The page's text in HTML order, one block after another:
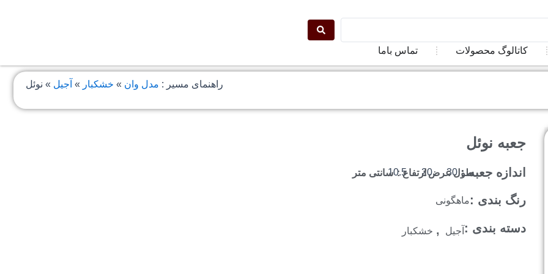
کاتالوگ محصولات تماس باما
راهنمای مسیر : مدل وان » خشکبار » آجیل » نوئل
جعبه نوئل
30
20
10.5 طول :عرض :ارتفاع : سانتی متر اندازه جعبه :
ماهگونیرنگ بندی :
آجیل , خشکبار دسته بندی :